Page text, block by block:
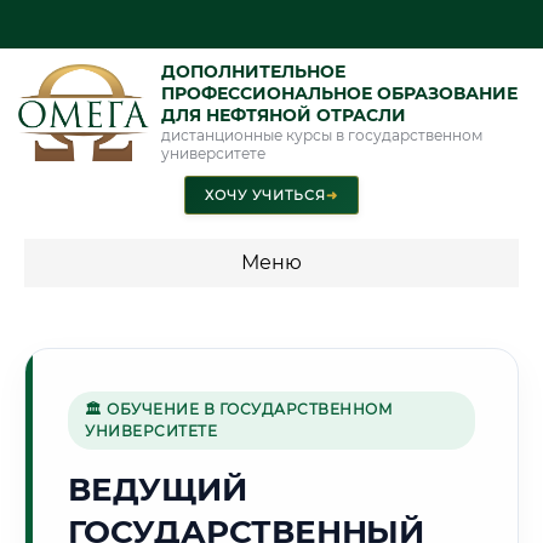
ДОПОЛНИТЕЛЬНОЕ
ПРОФЕССИОНАЛЬНОЕ ОБРАЗОВАНИЕ
ДЛЯ НЕФТЯНОЙ ОТРАСЛИ
дистанционные курсы в государственном
университете
ХОЧУ УЧИТЬСЯ➜
Меню
Г. БИШКЕК
🏛 ОБУЧЕНИЕ В ГОСУДАРСТВЕННОМ
УНИВЕРСИТЕТЕ
ВЕДУЩИЙ
ГОСУДАРСТВЕННЫЙ